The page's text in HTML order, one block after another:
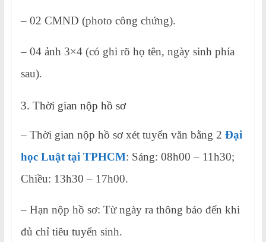
– 02 CMND (photo công chứng).
– 04 ảnh 3×4 (có ghi rõ họ tên, ngày sinh phía
sau).
3. Thời gian nộp hồ sơ
– Thời gian nộp hồ sơ xét tuyển văn bằng 2 Đại
học Luật tại TPHCM: Sáng: 08h00 – 11h30;
Chiều: 13h30 – 17h00.
– Hạn nộp hồ sơ: Từ ngày ra thông báo đến khi
đủ chỉ tiêu tuyển sinh.